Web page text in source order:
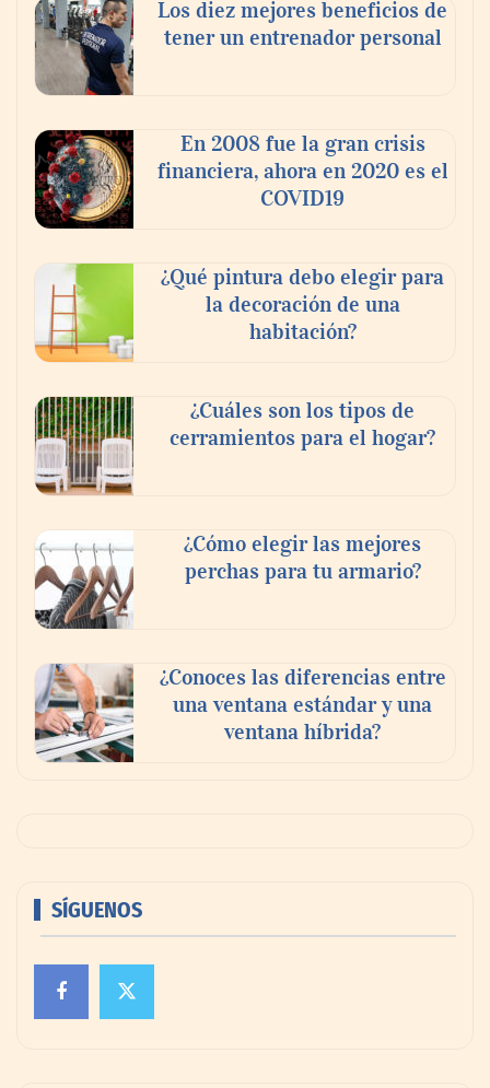
Los diez mejores beneficios de
tener un entrenador personal
En 2008 fue la gran crisis
financiera, ahora en 2020 es el
COVID19
¿Qué pintura debo elegir para
la decoración de una
habitación?
¿Cuáles son los tipos de
cerramientos para el hogar?
¿Cómo elegir las mejores
perchas para tu armario?
¿Conoces las diferencias entre
una ventana estándar y una
ventana híbrida?
SÍGUENOS